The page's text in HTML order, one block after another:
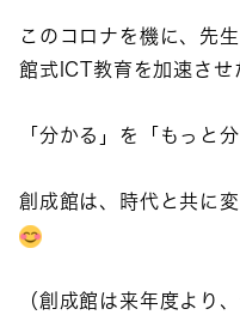
このコロナを機に、先
館式ICT教育を加速さ
「分かる」を「もっと
創成館は、時代と共に
（創成館は来年度より